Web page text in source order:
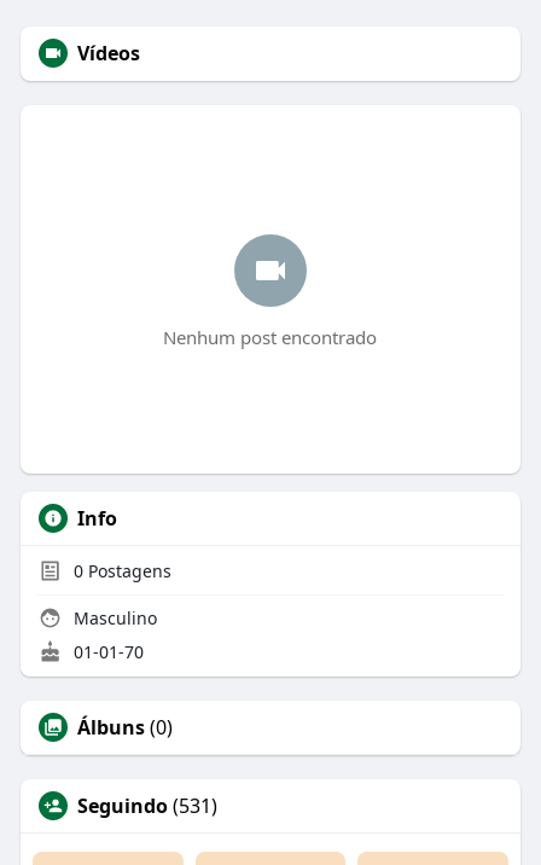
Vídeos
Nenhum post encontrado
Info
0Postagens
Masculino
01-01-70
Álbuns(0)
Seguindo(531)